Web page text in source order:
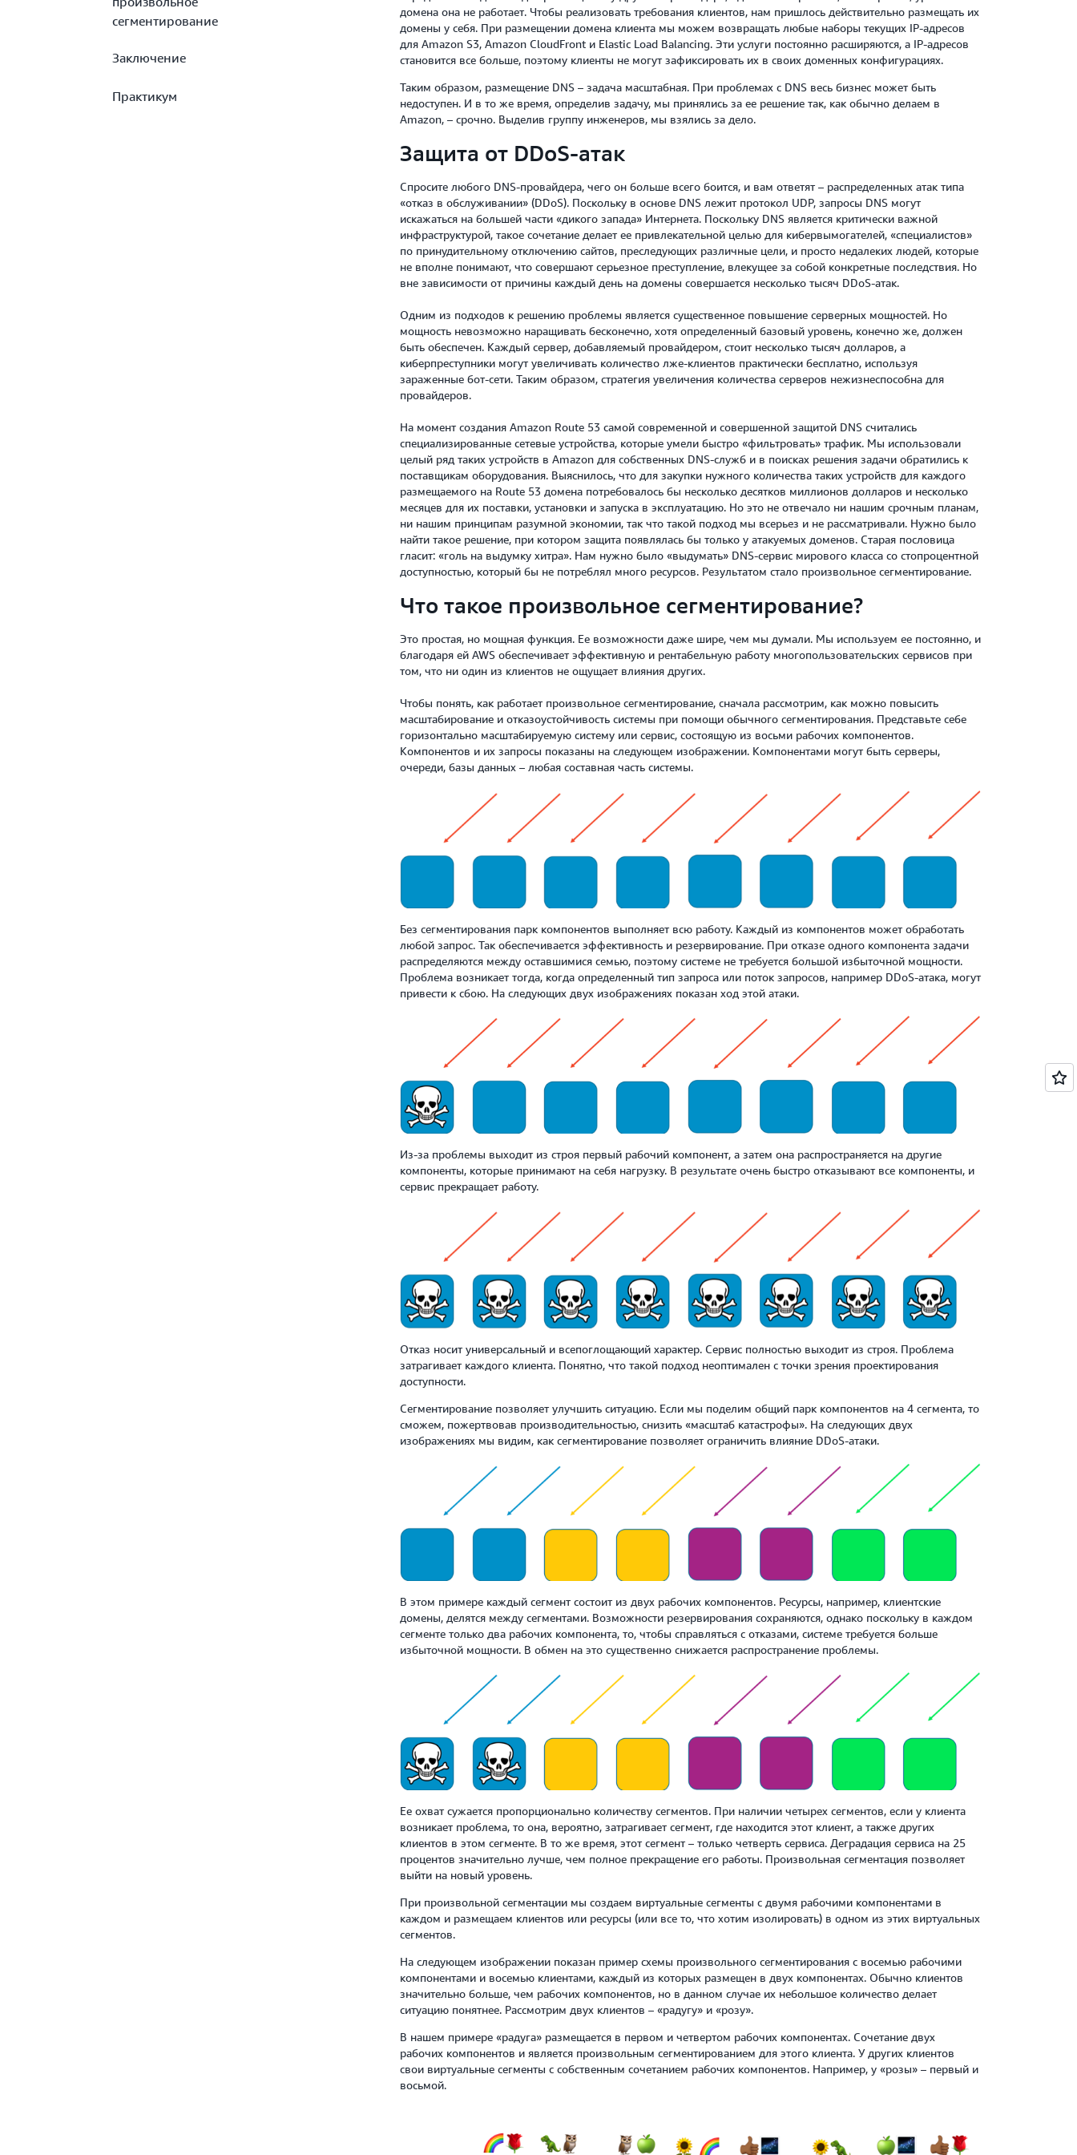
сегментирование
Заключение
Практикум
домена она не работает. Чтобы реализовать требования клиентов, нам пришлось действительно размещать их
домены у себя. При размещении домена клиента мы можем возвращать любые наборы текущих IP-адресов
для Amazon S3, Amazon CloudFront и Elastic Load Balancing. Эти услуги постоянно расширяются, а IP-адресов
становится все больше, поэтому клиенты не могут зафиксировать их в своих доменных конфигурациях.
Таким образом, размещение DNS – задача масштабная. При проблемах с DNS весь бизнес может быть
недоступен. И в то же время, определив задачу, мы принялись за ее решение так, как обычно делаем в
Amazon, – срочно. Выделив группу инженеров, мы взялись за дело.
Защита от DDoS-атак
Спросите любого DNS-провайдера, чего он больше всего боится, и вам ответят – распределенных атак типа
«отказ в обслуживании» (DDoS). Поскольку в основе DNS лежит протокол UDP, запросы DNS могут
искажаться на большей части «дикого запада» Интернета. Поскольку DNS является критически важной
инфраструктурой, такое сочетание делает ее привлекательной целью для кибервымогателей, «специалистов»
по принудительному отключению сайтов, преследующих различные цели, и просто недалеких людей, которые
не вполне понимают, что совершают серьезное преступление, влекущее за собой конкретные последствия. Но
вне зависимости от причины каждый день на домены совершается несколько тысяч DDoS-атак.
Одним из подходов к решению проблемы является существенное повышение серверных мощностей. Но
мощность невозможно наращивать бесконечно, хотя определенный базовый уровень, конечно же, должен
быть обеспечен. Каждый сервер, добавляемый провайдером, стоит несколько тысяч долларов, а
киберпреступники могут увеличивать количество лже-клиентов практически бесплатно, используя
зараженные бот-сети. Таким образом, стратегия увеличения количества серверов нежизнеспособна для
провайдеров.
На момент создания Amazon Route 53 самой современной и совершенной защитой DNS считались
специализированные сетевые устройства, которые умели быстро «фильтровать» трафик. Мы использовали
целый ряд таких устройств в Amazon для собственных DNS-служб и в поисках решения задачи обратились к
поставщикам оборудования. Выяснилось, что для закупки нужного количества таких устройств для каждого
размещаемого на Route 53 домена потребовалось бы несколько десятков миллионов долларов и несколько
месяцев для их поставки, установки и запуска в эксплуатацию. Но это не отвечало ни нашим срочным планам,
ни нашим принципам разумной экономии, так что такой подход мы всерьез и не рассматривали. Нужно было
найти такое решение, при котором защита появлялась бы только у атакуемых доменов. Старая пословица
гласит: «голь на выдумку хитра». Нам нужно было «выдумать» DNS-сервис мирового класса со стопроцентной
доступностью, который бы не потреблял много ресурсов. Результатом стало произвольное сегментирование.
Что такое произвольное сегментирование?
Это простая, но мощная функция. Ее возможности даже шире, чем мы думали. Мы используем ее постоянно, и
благодаря ей AWS обеспечивает эффективную и рентабельную работу многопользовательских сервисов при
том, что ни один из клиентов не ощущает влияния других.
Чтобы понять, как работает произвольное сегментирование, сначала рассмотрим, как можно повысить
масштабирование и отказоустойчивость системы при помощи обычного сегментирования. Представьте себе
горизонтально масштабируемую систему или сервис, состоящую из восьми рабочих компонентов.
Компонентов и их запросы показаны на следующем изображении. Компонентами могут быть серверы,
очереди, базы данных – любая составная часть системы.
Без сегментирования парк компонентов выполняет всю работу. Каждый из компонентов может обработать
любой запрос. Так обеспечивается эффективность и резервирование. При отказе одного компонента задачи
распределяются между оставшимися семью, поэтому системе не требуется большой избыточной мощности.
Проблема возникает тогда, когда определенный тип запроса или поток запросов, например DDoS-атака, могут
привести к сбою. На следующих двух изображениях показан ход этой атаки.
Из-за проблемы выходит из строя первый рабочий компонент, а затем она распространяется на другие
компоненты, которые принимают на себя нагрузку. В результате очень быстро отказывают все компоненты, и
сервис прекращает работу.
Отказ носит универсальный и всепоглощающий характер. Сервис полностью выходит из строя. Проблема
затрагивает каждого клиента. Понятно, что такой подход неоптимален с точки зрения проектирования
доступности.
Сегментирование позволяет улучшить ситуацию. Если мы поделим общий парк компонентов на 4 сегмента, то
сможем, пожертвовав производительностью, снизить «масштаб катастрофы». На следующих двух
изображениях мы видим, как сегментирование позволяет ограничить влияние DDoS-атаки.
В этом примере каждый сегмент состоит из двух рабочих компонентов. Ресурсы, например, клиентские
домены, делятся между сегментами. Возможности резервирования сохраняются, однако поскольку в каждом
сегменте только два рабочих компонента, то, чтобы справляться с отказами, системе требуется больше
избыточной мощности. В обмен на это существенно снижается распространение проблемы.
Ее охват сужается пропорционально количеству сегментов. При наличии четырех сегментов, если у клиента
возникает проблема, то она, вероятно, затрагивает сегмент, где находится этот клиент, а также других
клиентов в этом сегменте. В то же время, этот сегмент – только четверть сервиса. Деградация сервиса на 25
процентов значительно лучше, чем полное прекращение его работы. Произвольная сегментация позволяет
выйти на новый уровень.
При произвольной сегментации мы создаем виртуальные сегменты с двумя рабочими компонентами в
каждом и размещаем клиентов или ресурсы (или все то, что хотим изолировать) в одном из этих виртуальных
сегментов.
На следующем изображении показан пример схемы произвольного сегментирования с восемью рабочими
компонентами и восемью клиентами, каждый из которых размещен в двух компонентах. Обычно клиентов
значительно больше, чем рабочих компонентов, но в данном случае их небольшое количество делает
ситуацию понятнее. Рассмотрим двух клиентов – «радугу» и «розу».
В нашем примере «радуга» размещается в первом и четвертом рабочих компонентах. Сочетание двух
рабочих компонентов и является произвольным сегментированием для этого клиента. У других клиентов
свои виртуальные сегменты c собственным сочетанием рабочих компонентов. Например, у «розы» – первый и
восьмой.